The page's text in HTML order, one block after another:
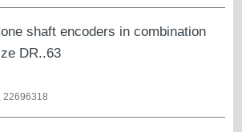
shaft encoders in combination
DR..63
,22696318